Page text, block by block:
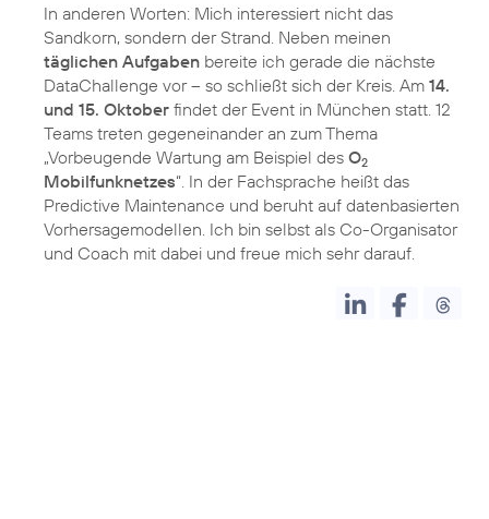
In anderen Worten: Mich interessiert nicht das
Sandkorn, sondern der Strand. Neben meinen
täglichen Aufgaben bereite ich gerade die nächste
DataChallenge vor – so schließt sich der Kreis. Am 14.
und 15. Oktober findet der Event in München statt. 12
Teams treten gegeneinander an zum Thema
„Vorbeugende Wartung am Beispiel des O2
Mobilfunknetzes“. In der Fachsprache heißt das
Predictive Maintenance und beruht auf datenbasierten
Vorhersagemodellen. Ich bin selbst als Co-Organisator
und Coach mit dabei und freue mich sehr darauf.